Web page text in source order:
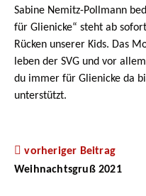
Sabine Nemitz-Pollmann
für Glienicke“ steht ab
Rücken unserer Kids. Das
leben der SVG und vor
du immer für Glienicke da
unterstützt.
vorheriger Beitrag
Weihnachtsgruß 2021